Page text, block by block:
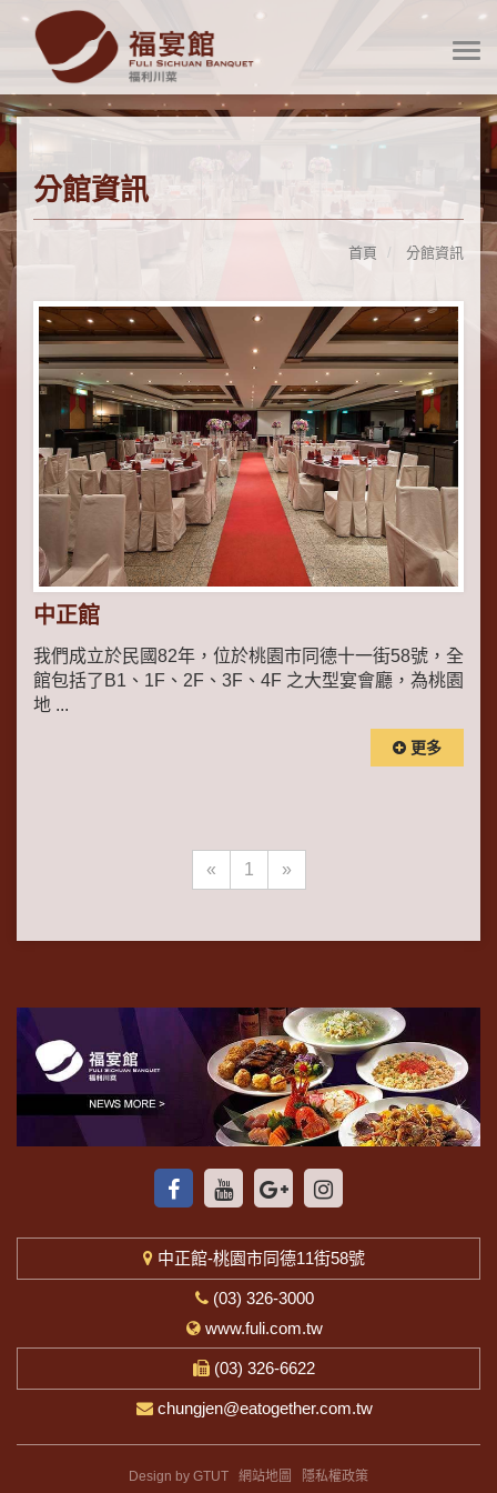
分館資訊
首頁 分館資訊
中正館
我們成立於民國82年，位於桃園市同德十一街58號，全
館包括了B1、1F、2F、3F、4F 之大型宴會廳，為桃園
地 ...
更多
« 1 »
中正館-桃園市同德11街58號
(03) 326-3000
www.fuli.com.tw
(03) 326-6622
chungjen@eatogether.com.tw
Design by GTUT 網站地圖 隱私權政策